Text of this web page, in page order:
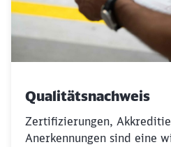
Qualitätsnachweis
Zertifizierungen,
Anerkennungen sind eine